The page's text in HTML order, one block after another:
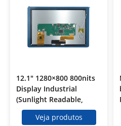
12.1" 1280×800 800nits
Display Industrial
(Sunlight Readable,
Wide Temp) [UNK]
KD121WXHD01
Veja produtos